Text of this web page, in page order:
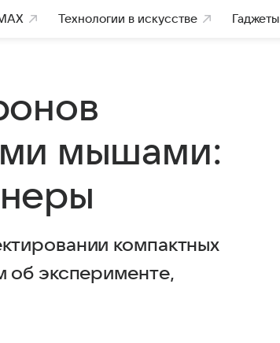
Технологии в искусстве Гаджеты
мышами:
компактных
об эксперименте,